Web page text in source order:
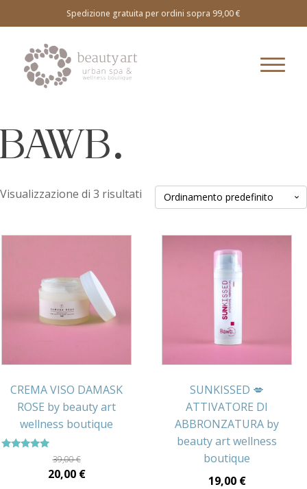
Spedizione gratuita per ordini sopra 99,00 €
BAWB.
Visualizzazione di 3 risultati
CREMA VISO DAMASK
ROSE by beauty art
wellness boutique
39,00€
Il
20,00 €Il
SUNKISSED 💋
ATTIVATORE DI
ABBRONZATURA by
beauty art wellness
boutique
19,00 €